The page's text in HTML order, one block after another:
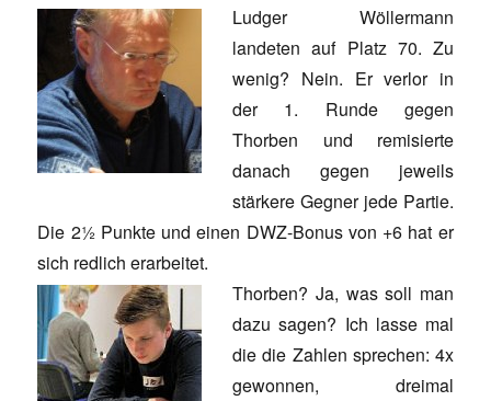
Ludger Wöllermann
landeten auf Platz 70. Zu
wenig? Nein. Er verlor in
der 1. Runde gegen
Thorben und remisierte
danach gegen jeweils
stärkere Gegner jede Partie.
Die 2½ Punkte und einen DWZ-Bonus von +6 hat er
sich redlich erarbeitet.
Thorben? Ja, was soll man
dazu sagen? Ich lasse mal
die die Zahlen sprechen: 4x
gewonnen, dreimal